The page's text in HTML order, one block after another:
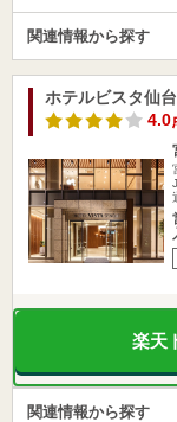
関連情報から探す
ホテルビスタ仙台
4.0
楽天
関連情報から探す